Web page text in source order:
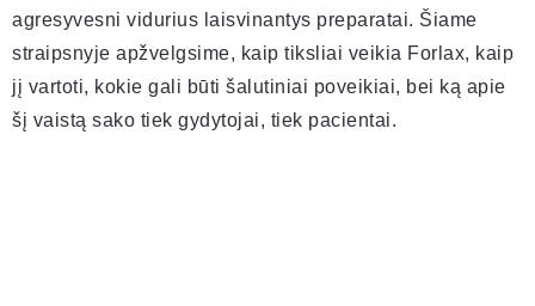
agresyvesni vidurius laisvinantys preparatai. Šiame
straipsnyje apžvelgsime, kaip tiksliai veikia Forlax, kaip
jį vartoti, kokie gali būti šalutiniai poveikiai, bei ką apie
šį vaistą sako tiek gydytojai, tiek pacientai.